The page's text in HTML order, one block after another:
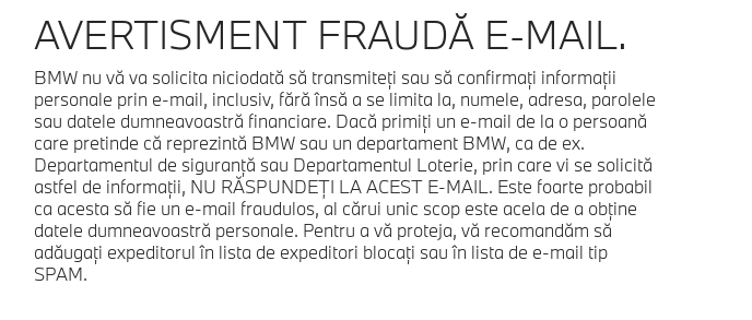
AVERTISMENT FRAUDĂ E-MAIL.
BMW nu vă va solicita niciodată să transmiteţi sau să confirmaţi informaţii
personale prin e-mail, inclusiv, fără însă a se limita la, numele, adresa, parolele
sau datele dumneavoastră financiare. Dacă primiţi un e-mail de la o persoană
care pretinde că reprezintă BMW sau un departament BMW, ca de ex.
Departamentul de siguranţă sau Departamentul Loterie, prin care vi se solicită
astfel de informaţii, NU RĂSPUNDEŢI LA ACEST E-MAIL. Este foarte probabil
ca acesta să fie un e-mail fraudulos, al cărui unic scop este acela de a obţine
datele dumneavoastră personale. Pentru a vă proteja, vă recomandăm să
adăugaţi expeditorul în lista de expeditori blocaţi sau în lista de e-mail tip
SPAM.